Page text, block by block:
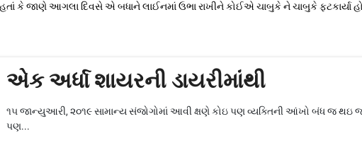
કે જાણે આગલા દિવસે એ બધાને લાઈનમાં ઉભા રાખીને કોઈએ ચાબુકે ને ચાબુકે ફટકાર્યા
એક અર્ધા શાયરની ડાયરીમાંથી
૧૫ જાન્યુઆરી, ૨૦૧૯ સામાન્ય સંજોગોમાં આવી ક્ષણે કોઇ પણ વ્યક્તિની આંખો બંધ જ થઇ
પણ...